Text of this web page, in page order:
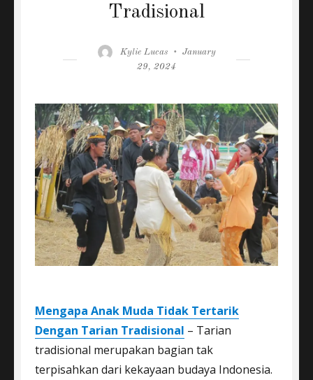
Tradisional
Author
Kylie Lucas
Posted
January
29, 2024
Mengapa Anak Muda Tidak Tertarik
Dengan Tarian Tradisional – Tarian
tradisional merupakan bagian tak
terpisahkan dari kekayaan budaya Indonesia.